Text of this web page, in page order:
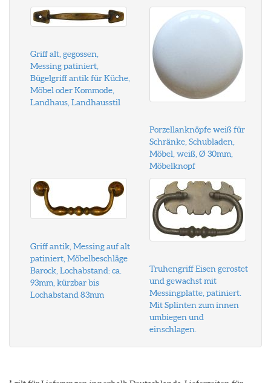
Griff alt, gegossen,
Messing patiniert,
Bügelgriff antik für Küche,
Möbel oder Kommode,
Landhaus, Landhausstil
Porzellanknöpfe weiß für
Schränke, Schubladen,
Möbel, weiß, Ø 30mm,
Möbelknopf
Griff antik, Messing auf alt
patiniert, Möbelbeschläge
Barock, Lochabstand: ca.
93mm, kürzbar bis
Lochabstand 83mm
Truhengriff Eisen gerostet
und gewachst mit
Messingplatte, patiniert.
Mit Splinten zum innen
umbiegen und
einschlagen.